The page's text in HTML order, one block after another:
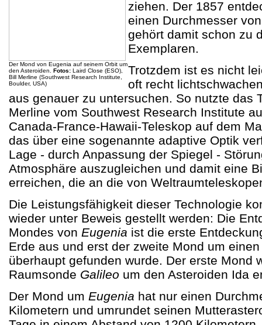
Der Mond von Eugenia auf seinem Orbit um
den Asteroiden. Fotos: Laird Close (ESO),
Bill Merline (Southwest Research Institute,
Boulder, USA)
ziehen. Der 1857
einen Durchmesser
gehört damit schon zu
Exemplaren.
Trotzdem ist es nicht
oft recht
aus genauer zu untersuchen. So nutzte das
Merline vom Southwest Research Institute
Canada-France-Hawaii-Teleskop auf dem
das über eine sogenannte adaptive Optik
Lage - durch Anpassung der Spiegel -
Atmosphäre auszugleichen und damit eine
erreichen, die an die von
Die Leistungsfähigkeit dieser Technologie
wieder unter Beweis gestellt werden: Die
Mondes von Eugenia ist die erste
Erde aus und erst der zweite Mond um
überhaupt gefunden wurde. Der erste Mond
Raumsonde Galileo um den Asteroiden Ida
Der Mond um Eugenia hat nur einen
Kilometern und umrundet seinen